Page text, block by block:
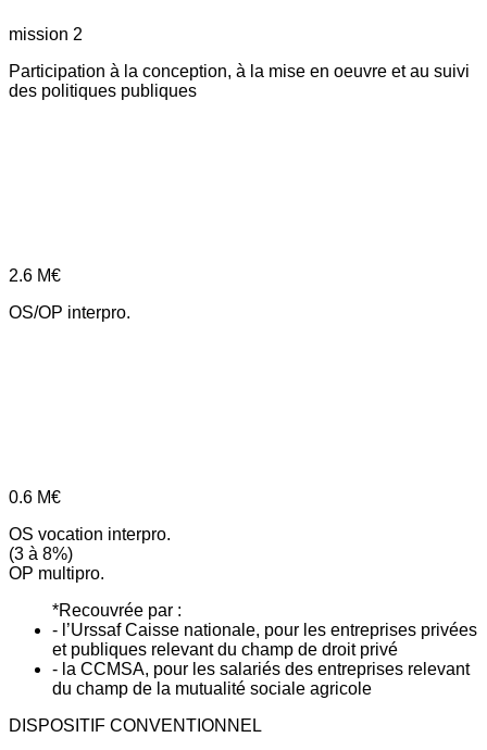
mission 2
Participation à la conception, à la mise en oeuvre et au suivi
des politiques publiques
2.6 M€
OS/OP interpro.
0.6 M€
OS vocation interpro.
(3 à 8%)
OP multipro.
*Recouvrée par :
- l’Urssaf Caisse nationale, pour les entreprises privées
et publiques relevant du champ de droit privé
- la CCMSA, pour les salariés des entreprises relevant
du champ de la mutualité sociale agricole
DISPOSITIF CONVENTIONNEL